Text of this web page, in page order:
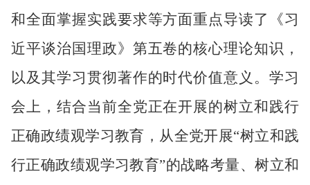
和全面掌握实践要求等方面重点导读了《习
近平谈治国理政》第五卷的核心理论知识，
以及其学习贯彻著作的时代价值意义。学习
会上，结合当前全党正在开展的树立和践行
正确政绩观学习教育，从全党开展“树立和践
行正确政绩观学习教育”的战略考量、树立和